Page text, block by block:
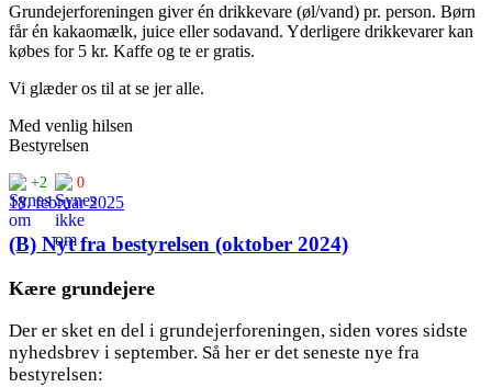
Grundejerforeningen giver én drikkevare (øl/vand) pr. person. Børn
får én kakaomælk, juice eller sodavand. Yderligere drikkevarer kan
købes for 5 kr. Kaffe og te er gratis.
Vi glæder os til at se jer alle.
Med venlig hilsen
Bestyrelsen
+2 0
18. februar 2025
(B) Nyt fra bestyrelsen (oktober 2024)
Kære grundejere
Der er sket en del i grundejerforeningen, siden vores sidste
nyhedsbrev i september. Så her er det seneste nye fra
bestyrelsen: